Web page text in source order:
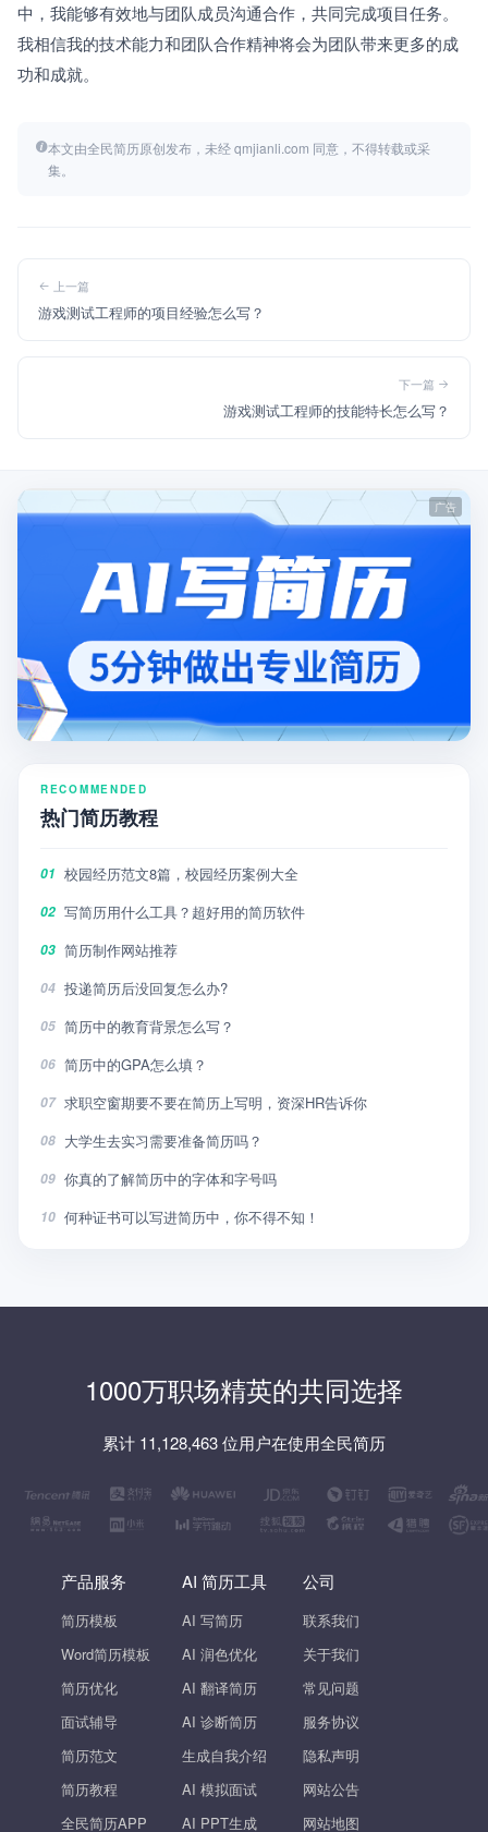
中，我能够有效地与团队成员沟通合作，共同完成项目任务。
我相信我的技术能力和团队合作精神将会为团队带来更多的成
功和成就。
本文由全民简历原创发布，未经 qmjianli.com 同意，不得转载或采
集。
上一篇
游戏测试工程师的项目经验怎么写？
下一篇
游戏测试工程师的技能特长怎么写？
RECOMMENDED
热门简历教程
01 校园经历范文8篇，校园经历案例大全
02 写简历用什么工具？超好用的简历软件
03 简历制作网站推荐
04 投递简历后没回复怎么办?
05 简历中的教育背景怎么写？
06 简历中的GPA怎么填？
07 求职空窗期要不要在简历上写明，资深HR告诉你
08 大学生去实习需要准备简历吗？
09 你真的了解简历中的字体和字号吗
10 何种证书可以写进简历中，你不得不知！
1000万职场精英的共同选择
累计 11,128,463 位用户在使用全民简历
产品服务
简历模板
Word简历模板
简历优化
面试辅导
简历范文
简历教程
全民简历APP
AI 简历工具
AI 写简历
AI 润色优化
AI 翻译简历
AI 诊断简历
生成自我介绍
AI 模拟面试
AI PPT生成
公司
联系我们
关于我们
常见问题
服务协议
隐私声明
网站公告
网站地图